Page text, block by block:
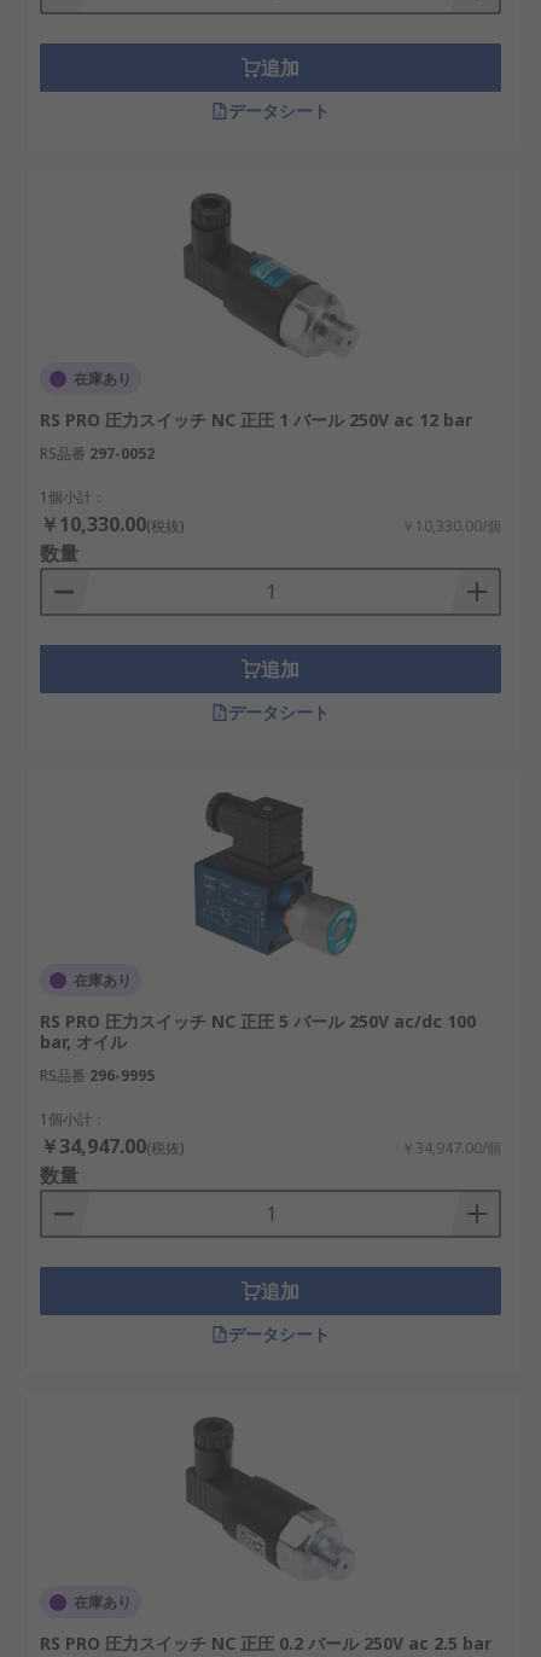
追加
データシート
在庫あり
RS PRO 圧力スイッチ NC 正圧 1 バール 250V ac 12 bar
RS品番 297-0052
1個小計：
￥10,330.00(税抜) ￥10,330.00/個
数量
追加
データシート
在庫あり
RS PRO 圧力スイッチ NC 正圧 5 バール 250V ac/dc 100
bar, オイル
RS品番 296-9995
1個小計：
￥34,947.00(税抜) ￥34,947.00/個
数量
追加
データシート
在庫あり
RS PRO 圧力スイッチ NC 正圧 0.2 バール 250V ac 2.5 bar